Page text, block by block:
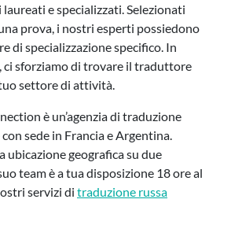
e specializzati. Selezionati
prova, i nostri esperti possiedono
di specializzazione specifico. In
ci sforziamo di trovare il traduttore
settore di attività.
è un’agenzia di traduzione
sede in Francia e Argentina.
ubicazione geografica su due
team è a tua disposizione 18 ore al
servizi di traduzione russa